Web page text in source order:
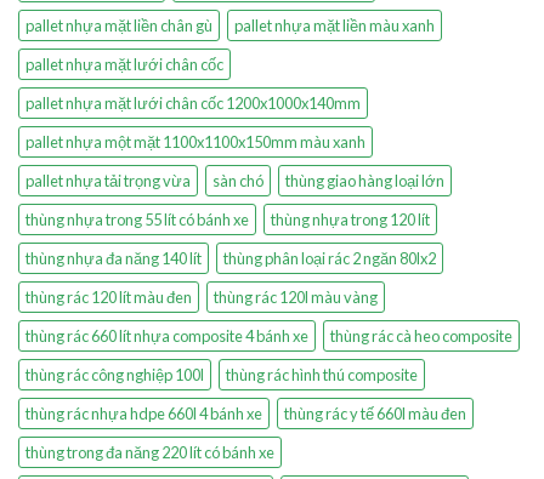
pallet nhựa mặt liền chân gù
pallet nhựa mặt liền màu xanh
pallet nhựa mặt lưới chân cốc
pallet nhựa mặt lưới chân cốc 1200x1000x140mm
pallet nhựa một mặt 1100x1100x150mm màu xanh
pallet nhựa tải trọng vừa
sàn chó
thùng giao hàng loại lớn
thùng nhựa trong 55 lít có bánh xe
thùng nhựa trong 120 lít
thùng nhựa đa năng 140 lít
thùng phân loại rác 2 ngăn 80lx2
thùng rác 120 lít màu đen
thùng rác 120l màu vàng
thùng rác 660 lít nhựa composite 4 bánh xe
thùng rác cà heo composite
thùng rác công nghiệp 100l
thùng rác hình thú composite
thùng rác nhựa hdpe 660l 4 bánh xe
thùng rác y tế 660l màu đen
thùng trong đa năng 220 lít có bánh xe